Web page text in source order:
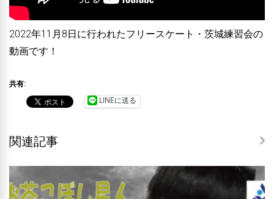
2022年11月8日に行われたフリースケート・茨城練習会の
動画です！
共有:
LINEに送る
関連記事